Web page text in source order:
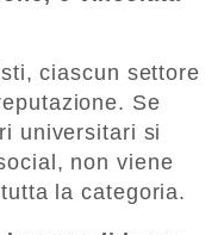
ciascun settore
Se
universitari si
non viene
la categoria.